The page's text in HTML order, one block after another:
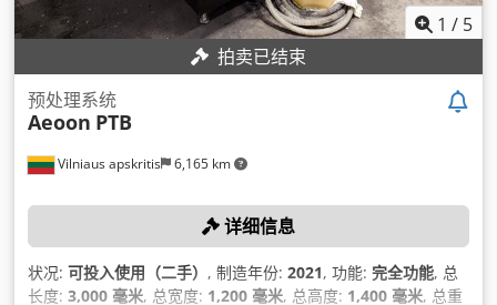
1 / 5
拍卖已结束
Vilniaus apskritis 6,165 km
预处理系统
Aeoon PTB
详细信息
状况: 可投入使用（二手） , 制造年份: 2021, 功能: 完全功能, 总
长度: 3,000 毫米, 总宽度: 1,200 毫米, 总高度: 1,400 毫米, 总重